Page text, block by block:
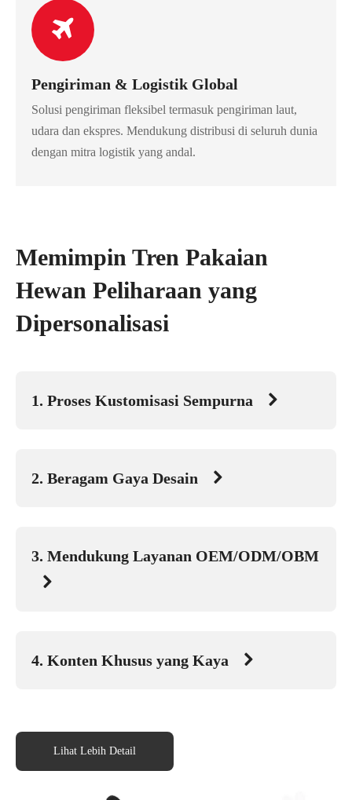
Pengiriman & Logistik Global
Solusi pengiriman fleksibel termasuk pengiriman laut,
udara dan ekspres. Mendukung distribusi di seluruh dunia
dengan mitra logistik yang andal.
Memimpin Tren Pakaian
Hewan Peliharaan yang
Dipersonalisasi
1. Proses Kustomisasi Sempurna 
2. Beragam Gaya Desain 
3. Mendukung Layanan OEM/ODM/OBM

4. Konten Khusus yang Kaya 
Lihat Lebih Detail